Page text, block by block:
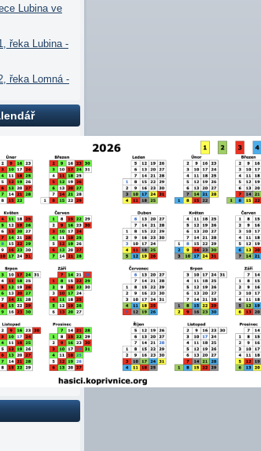
Lubina ve
řeka Lubina -
řeka Lomná -